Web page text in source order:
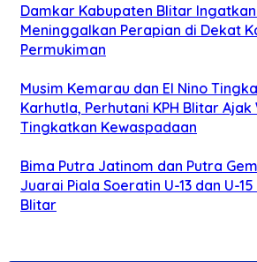
Damkar Kabupaten Blitar
Meninggalkan Perapian di Dekat
Permukiman
Musim Kemarau dan El Nino
Karhutla, Perhutani KPH Blitar
Tingkatkan Kewaspadaan
Bima Putra Jatinom dan Putra
Juarai Piala Soeratin U-13 dan U-15
Blitar